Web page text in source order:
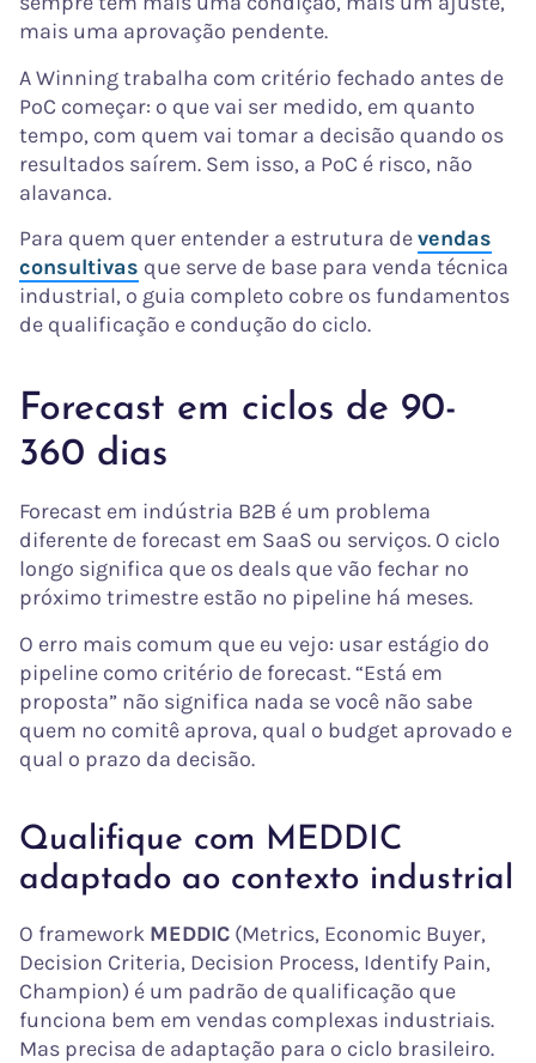
mais uma aprovação pendente.
A Winning trabalha com critério fechado antes de
PoC começar: o que vai ser medido, em quanto
tempo, com quem vai tomar a decisão quando os
resultados saírem. Sem isso, a PoC é risco, não
alavanca.
Para quem quer entender a estrutura devendas
consultivas que serve de base para venda técnica
industrial, o guia completo cobre os fundamentos
de qualificação e condução do ciclo.
Forecast em ciclos de 90-
360 dias
Forecast em indústria B2B é um problema
diferente de forecast em SaaS ou serviços. O ciclo
longo significa que os deals que vão fechar no
próximo trimestre estão no pipeline há meses.
O erro mais comum que eu vejo: usar estágio do
pipeline como critério de forecast. “Está em
proposta” não significa nada se você não sabe
quem no comitê aprova, qual o budget aprovado e
qual o prazo da decisão.
Qualifique com MEDDIC
adaptado ao contexto industrial
O framework MEDDIC (Metrics, Economic Buyer,
Decision Criteria, Decision Process, Identify Pain,
Champion) é um padrão de qualificação que
funciona bem em vendas complexas industriais.
Mas precisa de adaptação para o ciclo brasileiro.